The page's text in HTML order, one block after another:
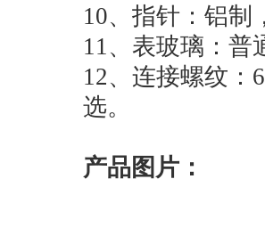
10、指针：铝制
11、表玻璃：普
12、连接螺纹：
选。
产品图片：